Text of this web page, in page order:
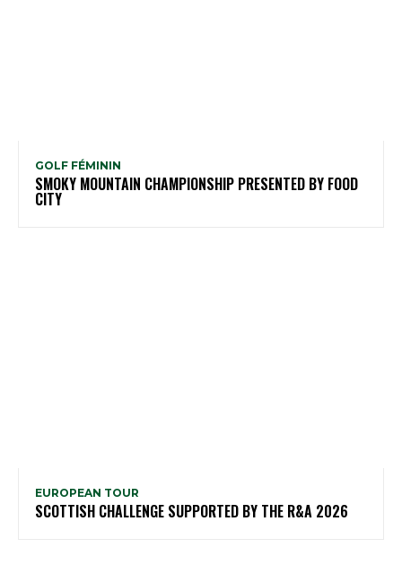
GOLF FÉMININ
SMOKY MOUNTAIN CHAMPIONSHIP PRESENTED BY FOOD
CITY
EUROPEAN TOUR
SCOTTISH CHALLENGE SUPPORTED BY THE R&A 2026